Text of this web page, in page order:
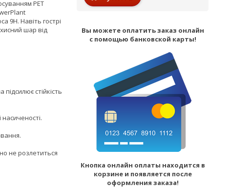
PET
9H. Навіть гострі
шар від
стійкість
не розлетиться
Вы можете оплатить заказ онлайн
с помощью банковской карты!
Кнопка онлайн оплаты находится в
корзине и появляется после
оформления заказа!